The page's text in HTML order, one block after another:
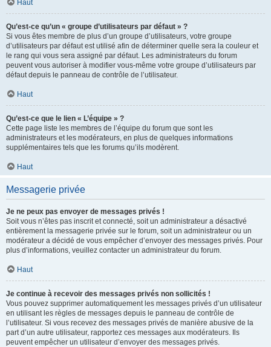
Haut
Qu’est-ce qu’un « groupe d’utilisateurs par défaut » ?
Si vous êtes membre de plus d’un groupe d’utilisateurs, votre groupe
d’utilisateurs par défaut est utilisé afin de déterminer quelle sera la couleur et
le rang qui vous sera assigné par défaut. Les administrateurs du forum
peuvent vous autoriser à modifier vous-même votre groupe d’utilisateurs par
défaut depuis le panneau de contrôle de l’utilisateur.
Haut
Qu’est-ce que le lien « L’équipe » ?
Cette page liste les membres de l’équipe du forum que sont les
administrateurs et les modérateurs, en plus de quelques informations
supplémentaires tels que les forums qu’ils modèrent.
Haut
Messagerie privée
Je ne peux pas envoyer de messages privés !
Soit vous n’êtes pas inscrit et connecté, soit un administrateur a désactivé
entièrement la messagerie privée sur le forum, soit un administrateur ou un
modérateur a décidé de vous empêcher d’envoyer des messages privés. Pour
plus d’informations, veuillez contacter un administrateur du forum.
Haut
Je continue à recevoir des messages privés non sollicités !
Vous pouvez supprimer automatiquement les messages privés d’un utilisateur
en utilisant les règles de messages depuis le panneau de contrôle de
l’utilisateur. Si vous recevez des messages privés de manière abusive de la
part d’un autre utilisateur, rapportez ces messages aux modérateurs. Ils
peuvent empêcher un utilisateur d’envoyer des messages privés.